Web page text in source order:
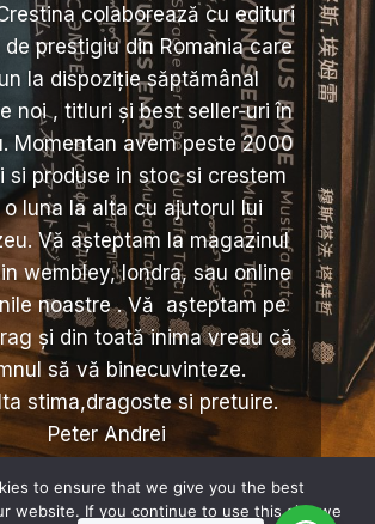
colaborează cu edituri
prestigiu din Romania care
la dispoziție săptămânal
noi , titluri și best seller-uri în
Momentan avem peste 2000
si produse in stoc si crestem
o luna la alta cu ajutorul lui
Vă așteptam la magazinul
wembley, londra, sau online
noastre . Vă așteptam pe
și din toată inima vreau că
să vă binecuvinteze.
stima,dragoste si pretuire.
Peter Andrei
to ensure that we give you the best
website. If you continue to use this site we